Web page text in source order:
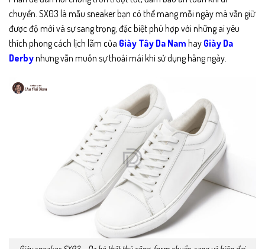
chuyển. SX03 là mẫu sneaker bạn có thể mang mỗi ngày mà vẫn giữ
được độ mới và sự sang trọng, đặc biệt phù hợp với những ai yêu
thích phong cách lịch lãm của Giày Tây Da Nam hay Giày Da
Derbynhưng vẫn muốn sự thoải mái khi sử dụng hằng ngày.